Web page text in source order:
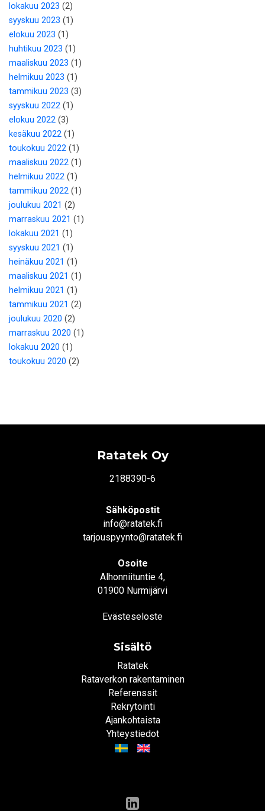
lokakuu 2023 (2)
syyskuu 2023 (1)
elokuu 2023 (1)
huhtikuu 2023 (1)
maaliskuu 2023 (1)
helmikuu 2023 (1)
tammikuu 2023 (3)
syyskuu 2022 (1)
elokuu 2022 (3)
kesäkuu 2022 (1)
toukokuu 2022 (1)
maaliskuu 2022 (1)
helmikuu 2022 (1)
tammikuu 2022 (1)
joulukuu 2021 (2)
marraskuu 2021 (1)
lokakuu 2021 (1)
syyskuu 2021 (1)
heinäkuu 2021 (1)
maaliskuu 2021 (1)
helmikuu 2021 (1)
tammikuu 2021 (2)
joulukuu 2020 (2)
marraskuu 2020 (1)
lokakuu 2020 (1)
toukokuu 2020 (2)
Ratatek Oy
2188390-6
Sähköpostit
info@ratatek.fi
tarjouspyynto@ratatek.fi
Osoite
Alhonniituntie 4,
01900 Nurmijärvi
Evästeseloste
Sisältö
Ratatek
Rataverkon rakentaminen
Referenssit
Rekrytointi
Ajankohtaista
Yhteystiedot